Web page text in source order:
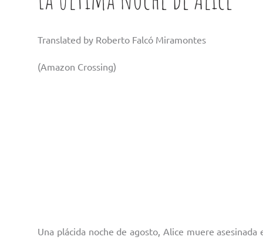
Translated by Roberto Falcó Miramontes
(Amazon Crossing)
Una plácida noche de agosto, Alice muere